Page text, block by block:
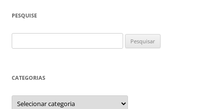
PESQUISE
por:
CATEGORIAS
Categorias